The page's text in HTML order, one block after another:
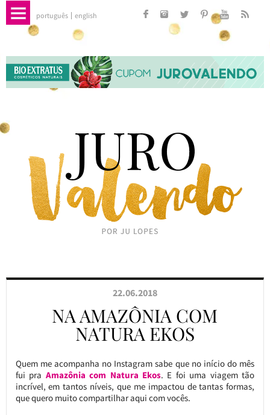
português english
22.06.2018
NA AMAZÔNIA COM
NATURA EKOS
Quem me acompanha no Instagram sabe que no início do mês
fui pra Amazônia com Natura Ekos. E foi uma viagem tão
incrível, em tantos níveis, que me impactou de tantas formas,
que quero muito compartilhar aqui com vocês.